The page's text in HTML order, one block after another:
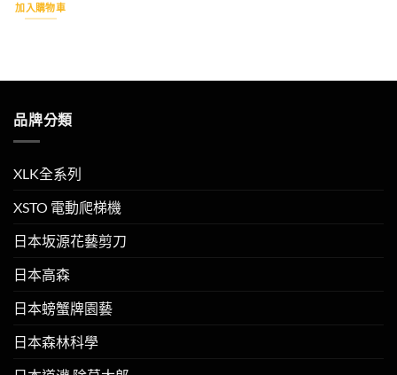
加入購物車
品牌分類
XLK全系列
XSTO 電動爬梯機
日本坂源花藝剪刀
日本高森
日本螃蟹牌園藝
日本森林科學